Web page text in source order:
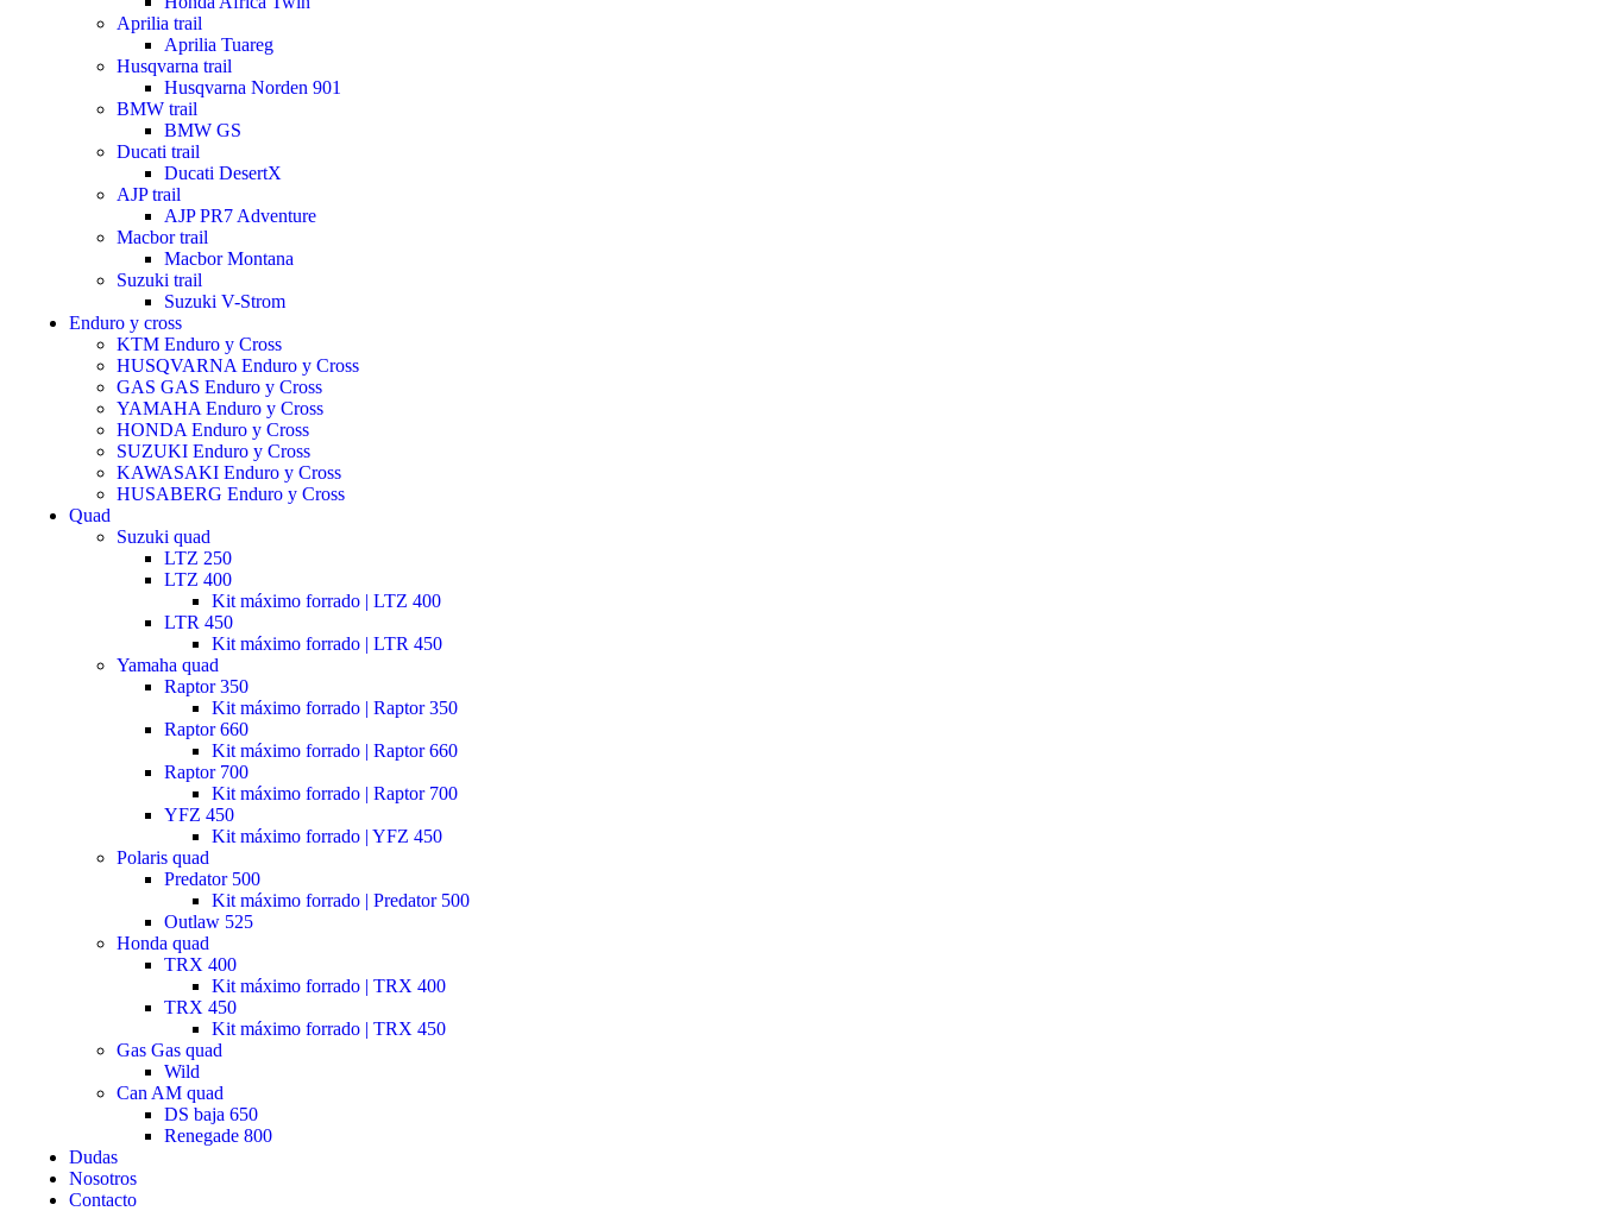
Aprilia trail
Aprilia Tuareg
Husqvarna trail
Husqvarna Norden 901
BMW trail
BMW GS
Ducati trail
Ducati DesertX
AJP trail
AJP PR7 Adventure
Macbor trail
Macbor Montana
Suzuki trail
Suzuki V-Strom
Enduro y cross
KTM Enduro y Cross
HUSQVARNA Enduro y Cross
GAS GAS Enduro y Cross
YAMAHA Enduro y Cross
HONDA Enduro y Cross
SUZUKI Enduro y Cross
KAWASAKI Enduro y Cross
HUSABERG Enduro y Cross
Quad
Suzuki quad
LTZ 250
LTZ 400
Kit máximo forrado | LTZ 400
LTR 450
Kit máximo forrado | LTR 450
Yamaha quad
Raptor 350
Kit máximo forrado | Raptor 350
Raptor 660
Kit máximo forrado | Raptor 660
Raptor 700
Kit máximo forrado | Raptor 700
YFZ 450
Kit máximo forrado | YFZ 450
Polaris quad
Predator 500
Kit máximo forrado | Predator 500
Outlaw 525
Honda quad
TRX 400
Kit máximo forrado | TRX 400
TRX 450
Kit máximo forrado | TRX 450
Gas Gas quad
Wild
Can AM quad
DS baja 650
Renegade 800
Dudas
Nosotros
Contacto